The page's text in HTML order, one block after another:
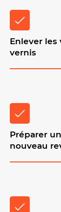
Enlever
vernis
Préparer
nouveau